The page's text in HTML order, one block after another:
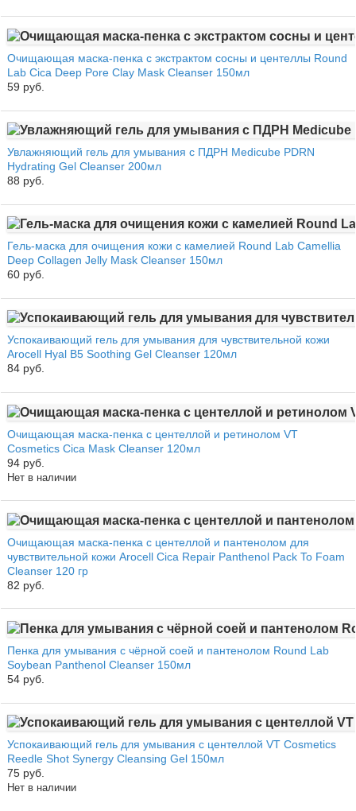
Очищающая маска-пенка с экстрактом сосны и центеллы Round
Lab Cica Deep Pore Clay Mask Cleanser 150мл
59 руб.
Увлажняющий гель для умывания с ПДРН Medicube PDRN
Hydrating Gel Cleanser 200мл
88 руб.
Гель-маска для очищения кожи c камелией Round Lab Camellia
Deep Collagen Jelly Mask Cleanser 150мл
60 руб.
Успокаивающий гель для умывания для чувствительной кожи
Arocell Hyal B5 Soothing Gel Cleanser 120мл
84 руб.
Очищающая маска-пенка с центеллой и ретинолом VT
Cosmetics Cica Mask Cleanser 120мл
94 руб.
Нет в наличии
Очищающая маска-пенка с центеллой и пантенолом для
чувствительной кожи Arocell Cica Repair Panthenol Pack To Foam
Cleanser 120 гр
82 руб.
Пенка для умывания с чёрной соей и пантенолом Round Lab
Soybean Panthenol Cleanser 150мл
54 руб.
Успокаивающий гель для умывания с центеллой VT Cosmetics
Reedle Shot Synergy Cleansing Gel 150мл
75 руб.
Нет в наличии